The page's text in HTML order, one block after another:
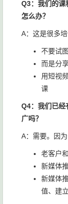
Q3：我们的课
怎么办？
A：这是很多
不要试
而是分
用短视
课
Q4：我们已经
广吗？
A：需要。因为
老客户
新媒体
新媒体
值、建